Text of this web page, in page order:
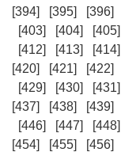
[394]
[395] [396]
[403]
[404] [405]
[412]
[413] [414]
[420]
[421] [422]
[429]
[430] [431]
[437]
[438] [439]
[446]
[447] [448]
[454]
[455] [456]